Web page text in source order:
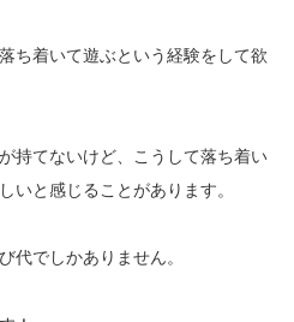
ち着いて遊ぶという経験をして欲
持てないけど、こうして落ち着い
いと感じることがあります。
代でしかありません。